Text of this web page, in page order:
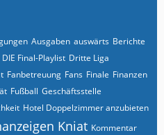
Ausgaben auswärts Berichte
DIE Final-Playlist Dritte Liga
Fanbetreuung Fans Finale Finanzen
Fußball Geschäftsstelle
Hotel Doppelzimmer anzubieten
Kniat Kommentar